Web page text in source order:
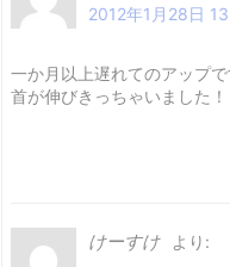
2012年1月28日
一か月以上遅れてのアップで
首が伸びきっちゃいました！
けーすけ
より: